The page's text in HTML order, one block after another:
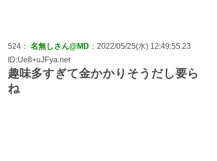
524： 名無しさん@MD ：2022/05/25(水) 12:49:55.23
ID:Ue8+uJFya.net
趣味多すぎて金かかりそうだし要ら
ね